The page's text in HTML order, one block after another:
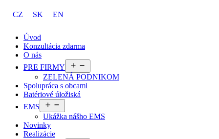
CZ SK EN
Úvod
Konzultácia zdarma
O nás
PRE FIRMY
menu
ZELENÁ PODNIKOM
Spolupráca s obcami
Batériové úložiská
EMS
menu
Ukážka nášho EMS
Novinky
Realizácie